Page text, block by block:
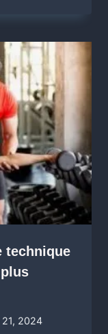
technique
2024